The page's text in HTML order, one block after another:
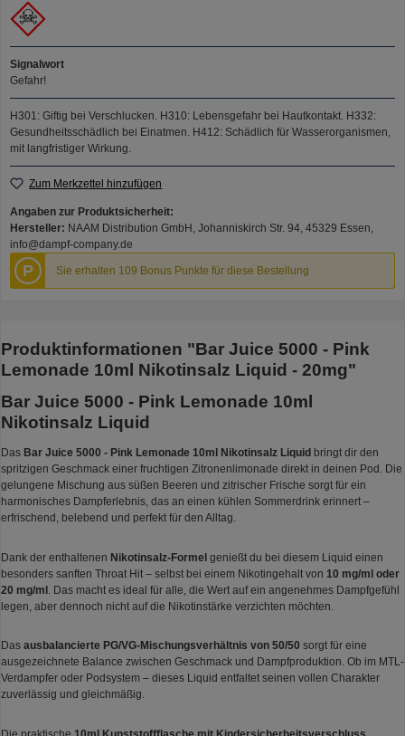
Signalwort
Gefahr!
H301: Giftig bei Verschlucken. H310: Lebensgefahr bei Hautkontakt. H332:
Gesundheitsschädlich bei Einatmen. H412: Schädlich für Wasserorganismen,
mit langfristiger Wirkung.
Zum Merkzettel hinzufügen
Angaben zur Produktsicherheit:
Hersteller: NAAM Distribution GmbH, Johanniskirch Str. 94, 45329 Essen,
info@dampf-company.de
P Sie erhalten 109 Bonus Punkte für diese Bestellung
Produktinformationen "Bar Juice 5000 - Pink
Lemonade 10ml Nikotinsalz Liquid - 20mg"
Bar Juice 5000 - Pink Lemonade 10ml
Nikotinsalz Liquid
Das Bar Juice 5000 - Pink Lemonade 10ml Nikotinsalz Liquid bringt dir den
spritzigen Geschmack einer fruchtigen Zitronenlimonade direkt in deinen Pod. Die
gelungene Mischung aus süßen Beeren und zitrischer Frische sorgt für ein
harmonisches Dampferlebnis, das an einen kühlen Sommerdrink erinnert –
erfrischend, belebend und perfekt für den Alltag.
Dank der enthaltenen Nikotinsalz-Formel genießt du bei diesem Liquid einen
besonders sanften Throat Hit – selbst bei einem Nikotingehalt von 10 mg/ml oder
20 mg/ml. Das macht es ideal für alle, die Wert auf ein angenehmes Dampfgefühl
legen, aber dennoch nicht auf die Nikotinstärke verzichten möchten.
Das ausbalancierte PG/VG-Mischungsverhältnis von 50/50 sorgt für eine
ausgezeichnete Balance zwischen Geschmack und Dampfproduktion. Ob im MTL-
Verdampfer oder Podsystem – dieses Liquid entfaltet seinen vollen Charakter
zuverlässig und gleichmäßig.